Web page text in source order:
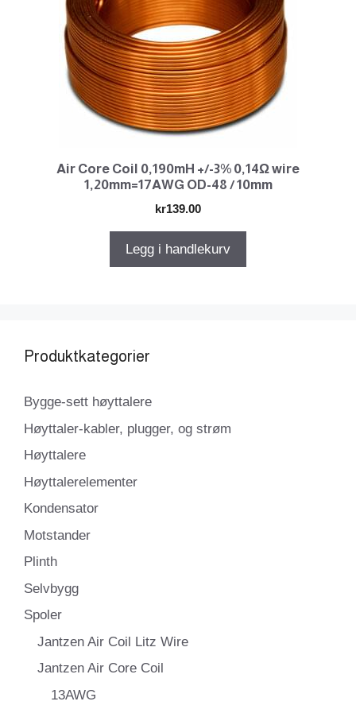
Air Core Coil 0,190mH +/-3% 0,14Ω wire
1,20mm=17AWG OD-48 / 10mm
kr139.00
Legg i handlekurv
Produktkategorier
Bygge-sett høyttalere
Høyttaler-kabler, plugger, og strøm
Høyttalere
Høyttalerelementer
Kondensator
Motstander
Plinth
Selvbygg
Spoler
Jantzen Air Coil Litz Wire
Jantzen Air Core Coil
13AWG